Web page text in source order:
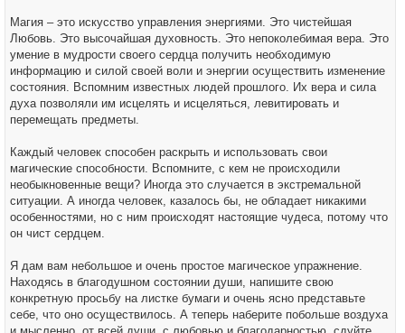
Магия – это искусство управления энергиями. Это чистейшая
Любовь. Это высочайшая духовность. Это непоколебимая вера. Это
умение в мудрости своего сердца получить необходимую
информацию и силой своей воли и энергии осуществить изменение
состояния. Вспомним известных людей прошлого. Их вера и сила
духа позволяли им исцелять и исцеляться, левитировать и
перемещать предметы.
Каждый человек способен раскрыть и использовать свои
магические способности. Вспомните, с кем не происходили
необыкновенные вещи? Иногда это случается в экстремальной
ситуации. А иногда человек, казалось бы, не обладает никакими
особенностями, но с ним происходят настоящие чудеса, потому что
он чист сердцем.
Я дам вам небольшое и очень простое магическое упражнение.
Находясь в благодушном состоянии души, напишите свою
конкретную просьбу на листке бумаги и очень ясно представьте
себе, что оно осуществилось. А теперь наберите побольше воздуха